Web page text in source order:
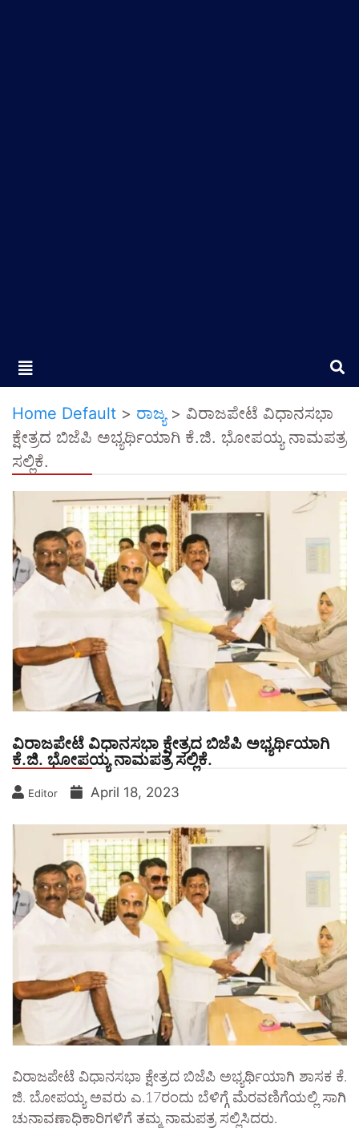
Home Default > ರಾಜ್ಯ> ವಿರಾಜಪೇಟೆ ವಿಧಾನಸಭಾ
ಕ್ಷೇತ್ರದ ಬಿಜೆಪಿ ಅಭ್ಯರ್ಥಿಯಾಗಿ ಕೆ.ಜಿ. ಭೋಪಯ್ಯ ನಾಮಪತ್ರ
ಸಲ್ಲಿಕೆ.
ವಿರಾಜಪೇಟೆ ವಿಧಾನಸಭಾ ಕ್ಷೇತ್ರದ ಬಿಜೆಪಿ ಅಭ್ಯರ್ಥಿಯಾಗಿ
ಕೆ.ಜಿ. ಭೋಪಯ್ಯ ನಾಮಪತ್ರ ಸಲ್ಲಿಕೆ.
Editor April 18, 2023
ವಿರಾಜಪೇಟೆ ವಿಧಾನಸಭಾ ಕ್ಷೇತ್ರದ ಬಿಜೆಪಿ ಅಭ್ಯರ್ಥಿಯಾಗಿ ಶಾಸಕ ಕೆ.
ಜಿ. ಬೋಪಯ್ಯ ಅವರು ಎ.17ರಂದು ಬೆಳಿಗ್ಗೆ ಮೆರವಣಿಗೆಯಲ್ಲಿ ಸಾಗಿ
ಚುನಾವಣಾಧಿಕಾರಿಗಳಿಗೆ ತಮ್ಮ ನಾಮಪತ್ರ ಸಲ್ಲಿಸಿದರು.